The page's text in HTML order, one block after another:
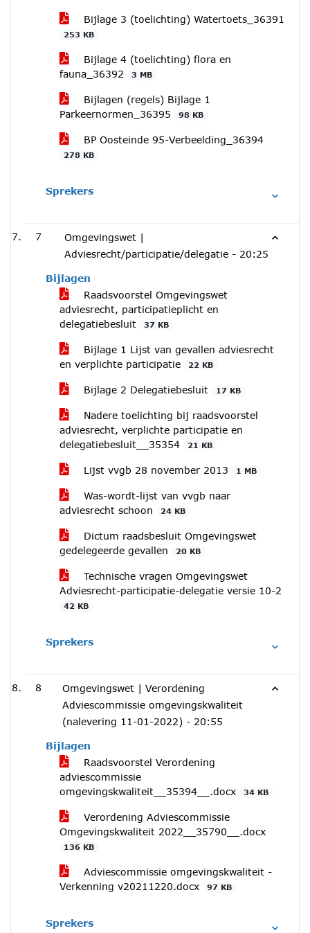
Bijlage 3 (toelichting) Watertoets_36391
253 KB
Bijlage 4 (toelichting) flora en
fauna_36392
3 MB
Bijlagen (regels) Bijlage 1
Parkeernormen_36395
98 KB
BP Oosteinde 95-Verbeelding_36394
278 KB
Sprekers
7
Omgevingswet |
Adviesrecht/participatie/delegatie - 20:25
Bijlagen
Raadsvoorstel Omgevingswet
adviesrecht, participatieplicht en
delegatiebesluit
37 KB
Bijlage 1 Lijst van gevallen adviesrecht
en verplichte participatie
22 KB
Bijlage 2 Delegatiebesluit 17 KB
Nadere toelichting bij raadsvoorstel
adviesrecht, verplichte participatie en
delegatiebesluit__35354
21 KB
Lijst vvgb 28 november 2013 1 MB
Was-wordt-lijst van vvgb naar
adviesrecht schoon
24 KB
Dictum raadsbesluit Omgevingswet
gedelegeerde gevallen
20 KB
Technische vragen Omgevingswet
Adviesrecht-participatie-delegatie versie 10-2
42 KB
Sprekers
8
Omgevingswet | Verordening
Adviescommissie omgevingskwaliteit
(nalevering 11-01-2022) - 20:55
Bijlagen
Raadsvoorstel Verordening
adviescommissie
omgevingskwaliteit__35394__.docx
34 KB
Verordening Adviescommissie
Omgevingskwaliteit 2022__35790__.docx
136 KB
Adviescommissie omgevingskwaliteit -
Verkenning v20211220.docx
97 KB
Sprekers